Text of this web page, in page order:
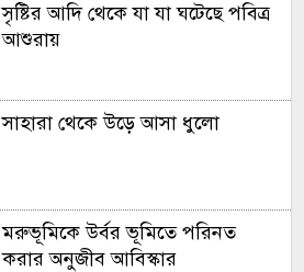
এবার টি-টোয়েন্টি ক্রিকেটে বিদায়ের
ক্ষণ জানালেন ওয়ার্নার
সৃষ্টির আদি থেকে যা যা ঘটেছে পবিত্র
আশুরায়
সাহারা থেকে উড়ে আসা ধুলো
মরুভূমিকে উর্বর ভূমিতে পরিনত
করার অনুজীব আবিস্কার